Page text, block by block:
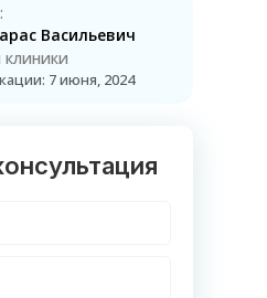
Васильевич
клиники
7 июня, 2024